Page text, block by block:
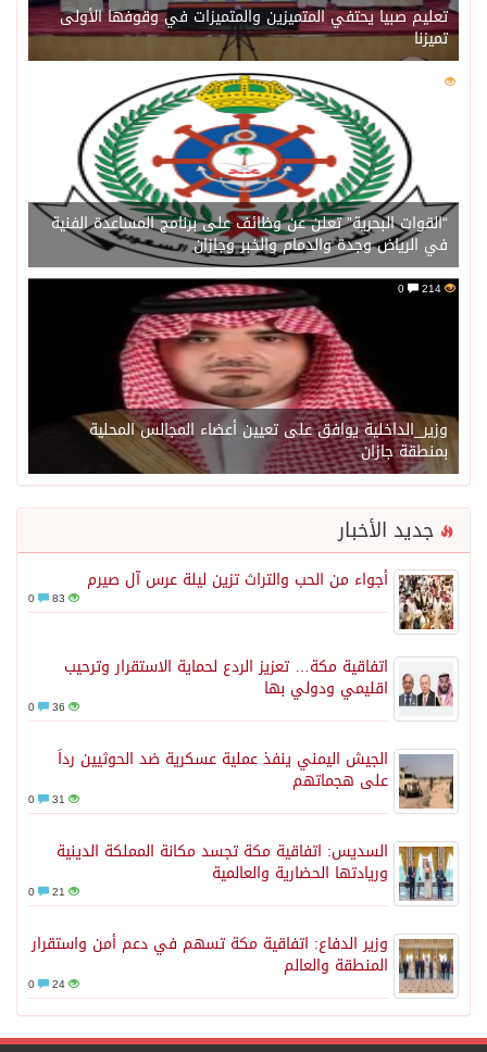
تعليم صبيا يحتفي المتميزين والمتميزات في وقوفها الأولى
تميزنا
214
“القوات البحرية” تعلن عن وظائف على برنامج المساعدة الفنية
في الرياض وجدة والدمام والخبر وجازان
214
وزير_الداخلية يوافق على تعيين أعضاء المجالس المحلية
بمنطقة جازان
جديد الأخبار
أجواء من الحب والتراث تزين ليلة عرس آل صيرم
83
اتفاقية مكة… تعزيز الردع لحماية الاستقرار وترحيب
اقليمي ودولي بها
36
الجيش اليمني ينفذ عملية عسكرية ضد الحوثيين رداً
على هجماتهم
31
السديس: اتفاقية مكة تجسد مكانة المملكة الدينية
وريادتها الحضارية والعالمية
21
وزير الدفاع: اتفاقية مكة تسهم في دعم أمن واستقرار
المنطقة والعالم
24